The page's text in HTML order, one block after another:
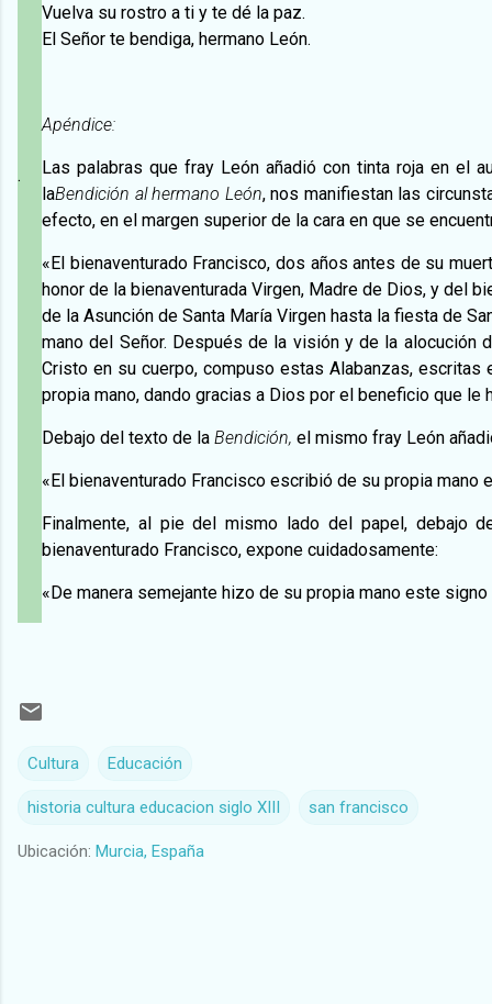
.
Vuelva su rostro a ti y te dé la paz.
El Señor te bendiga, hermano León.
Apéndice:
Las palabras que fray León añadió con tinta roja en el
laBendición al hermano León, nos manifiestan las
efecto, en el margen superior de la cara en que se
«El bienaventurado Francisco, dos años antes de su
honor de la bienaventurada Virgen, Madre de Dios, y del
de la Asunción de Santa María Virgen hasta la fiesta de
mano del Señor. Después de la visión y de la
Cristo en su cuerpo, compuso estas Alabanzas,
propia mano, dando gracias a Dios por el beneficio que le
Debajo del texto de la Bendición, el mismo fray León
«El bienaventurado Francisco escribió de su propia mano
Finalmente, al pie del mismo lado del papel, debajo
bienaventurado Francisco, expone cuidadosamente:
«De manera semejante hizo de su propia mano este signo
Cultura Educación
historia cultura educacion siglo XIII san francisco
Ubicación: Murcia, España